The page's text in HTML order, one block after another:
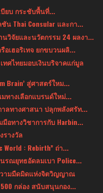
ยบ กระชับพื้นที่...
น Thai Consular และกา...
นวิจัยและนวัตกรรม 24 ผลงา...
อเฮอริเทจ ยกขบวนผลิ...
ศไทยมอบเงินบริจาคแก่มูล
Brain’ สู่ศาสตร์ใหม...
ทางเลือกแบรนด์ใหม่...
ลทางศาสนา ปลุกพลังศรัท...
อทางวิชาการกับ Harbin...
รางวัล
World : Rebirth” ถ่า...
รณยุทธอัดลมเบา Police...
ามมืดมิดแห่งจิตวิญญาณ
กล่อง สนับสนุนกอง...